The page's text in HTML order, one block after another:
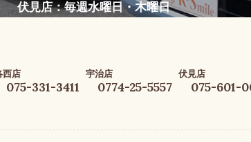
伏見店：毎週水曜日・木曜日
西店
075-331-3411
宇治店
0774-25-5557
伏見店
075-601-